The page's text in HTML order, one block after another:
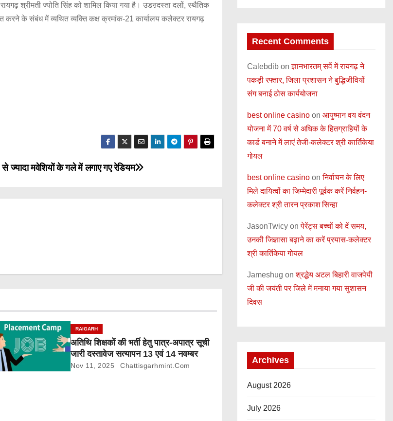
श्रीमती ज्योति सिंह को शामिल किया गया है। उडऩदस्ता दलों, स्थैतिक
मुक्त करने के संबंध में व्यथित व्यक्ति कक्ष क्रमांक-21 कार्यालय कलेक्टर रायगढ़
ज्यादा मवेशियों के गले में लगाए गए रेडियम
RAIGARH
अतिथि शिक्षकों की भर्ती हेतु पात्र-अपात्र सूची
जारी दस्तावेज सत्यापन 13 एवं 14 नवम्बर
Nov 11, 2025 Chattisgarhmint.com
Recent Comments
Calebdib onज्ञानभारतम् सर्वे में रायगढ़ ने
पकड़ी रफ्तार, जिला प्रशासन ने बुद्धिजीवियों
संग बनाई ठोस कार्ययोजना
best online casino on आयुष्मान वय वंदन
योजना में 70 वर्ष से अधिक के हितग्राहियों के
कार्ड बनाने में लाएं तेजी-कलेक्टर श्री कार्तिकेया
गोयल
best online casino onनिर्वाचन के लिए
मिले दायित्वों का जिम्मेदारी पूर्वक करें निर्वहन-
कलेक्टर श्री तारन प्रकाश सिन्हा
JasonTwicy onपेरेंट्स बच्चों को दें समय,
उनकी जिज्ञासा बढ़ाने का करें प्रयास-कलेक्टर
श्री कार्तिकेया गोयल
Jameshug onश्रद्धेय अटल बिहारी वाजपेयी
जी की जयंती पर जिले में मनाया गया सुशासन
दिवस
Archives
August 2026
July 2026